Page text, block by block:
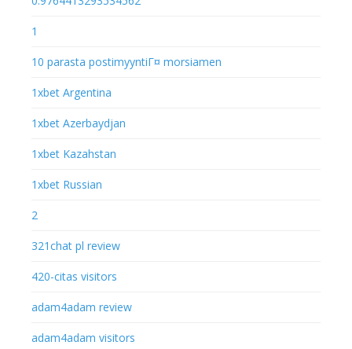
1
10 parasta postimyyntiГ¤ morsiamen
1xbet Argentina
1xbet Azerbaydjan
1xbet Kazahstan
1xbet Russian
2
321chat pl review
420-citas visitors
adam4adam review
adam4adam visitors